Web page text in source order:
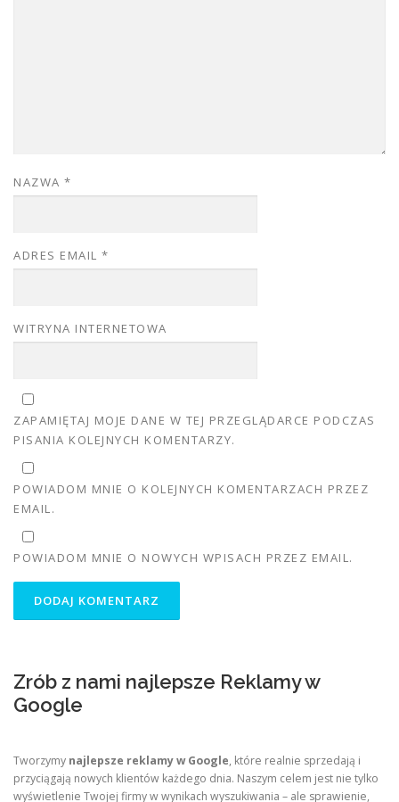
NAZWA *
ADRES EMAIL *
WITRYNA INTERNETOWA
ZAPAMIĘTAJ MOJE DANE W TEJ PRZEGLĄDARCE PODCZAS
PISANIA KOLEJNYCH KOMENTARZY.
POWIADOM MNIE O KOLEJNYCH KOMENTARZACH PRZEZ
EMAIL.
POWIADOM MNIE O NOWYCH WPISACH PRZEZ EMAIL.
Zrób z nami najlepsze Reklamy w
Google
Tworzymy najlepsze reklamy w Google, które realnie sprzedają i
przyciągają nowych klientów każdego dnia. Naszym celem jest nie tylko
wyświetlenie Twojej firmy w wynikach wyszukiwania – ale sprawienie,